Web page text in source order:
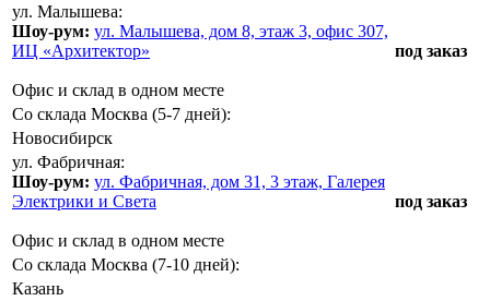
ул. Малышева:
Шоу-рум: ул. Малышева, дом 8, этаж 3, офис 307,
ИЦ «Архитектор»
Офис и склад в одном месте
под заказ
Со склада Москва (5-7 дней):
Новосибирск
ул. Фабричная:
Шоу-рум: ул. Фабричная, дом 31, 3 этаж, Галерея
Электрики и Света
Офис и склад в одном месте
под заказ
Со склада Москва (7-10 дней):
Казань